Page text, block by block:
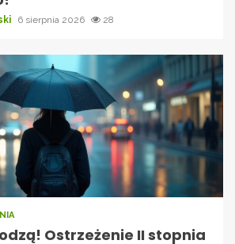
6 sierpnia 2026 28
Ostrzeżenie II stopnia